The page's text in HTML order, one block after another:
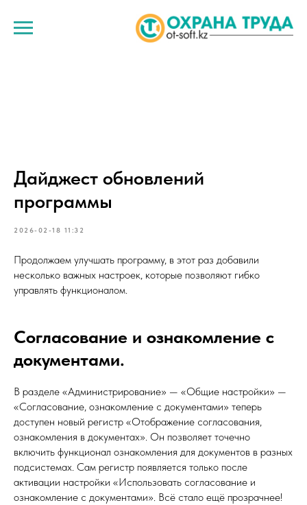
Дайджест обновлений
программы
2026-02-18 11:32
Продолжаем улучшать программу, в этот раз добавили
несколько важных настроек, которые позволяют гибко
управлять функционалом.
Согласование и ознакомление с
документами.
В разделе «Администрирование» — «Общие настройки» —
«Согласование, ознакомление с документами» теперь
доступен новый регистр «Отображение согласования,
ознакомления в документах». Он позволяет точечно
включить функционал ознакомления для документов в разных
подсистемах. Сам регистр появляется только после
активации настройки «Использовать согласование и
ознакомление с документами». Всё стало ещё прозрачнее!